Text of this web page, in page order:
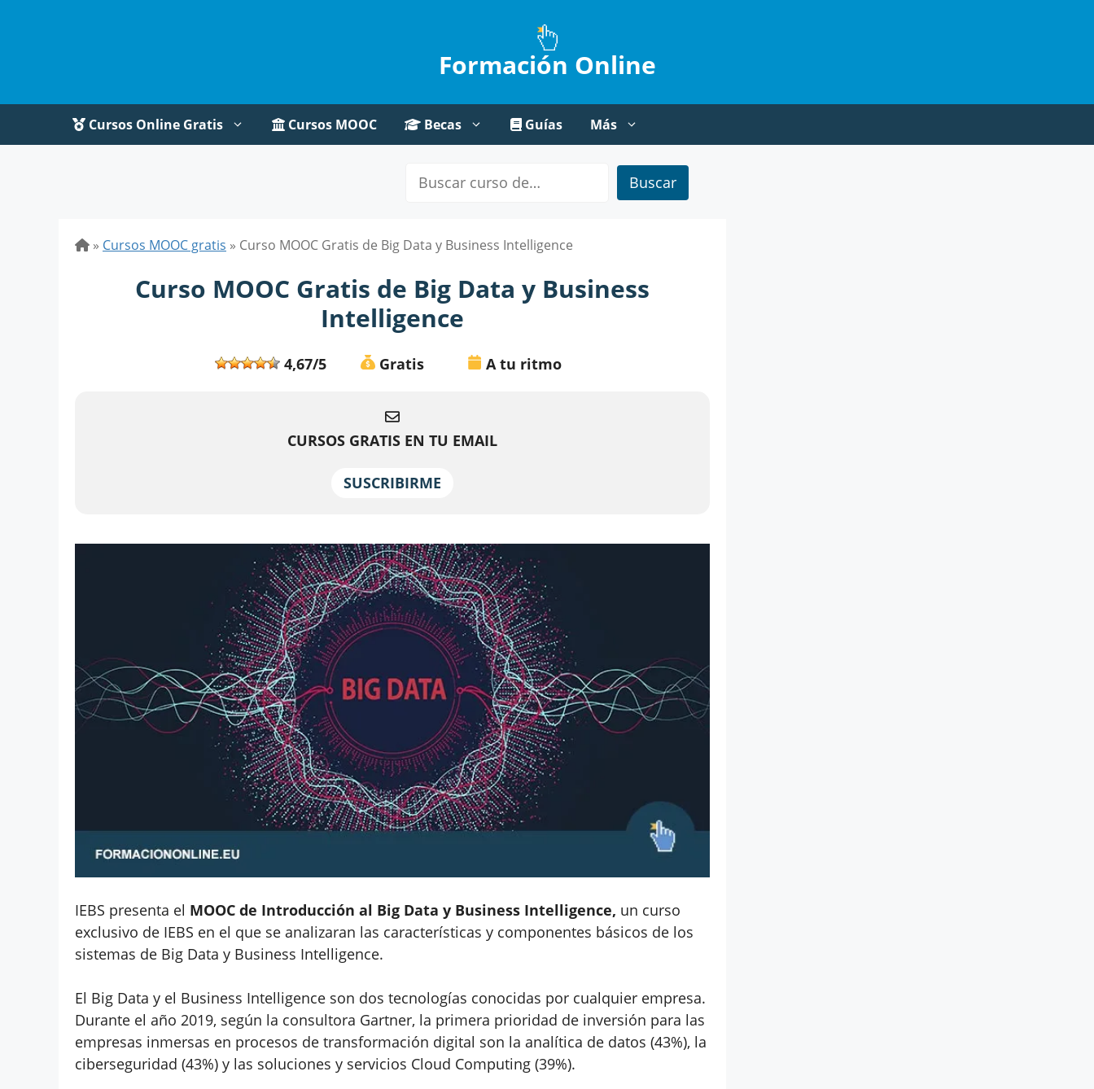
Formación Online
Cursos Online Gratis Cursos MOOC Becas Guías Más
Buscar
» Cursos MOOC gratis » Curso MOOC Gratis de Big Data y Business Intelligence
Curso MOOC Gratis de Big Data y Business
Intelligence
4,67/5 Gratis A tu ritmo
CURSOS GRATIS EN TU EMAIL
SUSCRIBIRME
IEBS presenta el MOOC de Introducción al Big Data y Business Intelligence, un curso
exclusivo de IEBS en el que se analizaran las características y componentes básicos de los
sistemas de Big Data y Business Intelligence.
El Big Data y el Business Intelligence son dos tecnologías conocidas por cualquier empresa.
Durante el año 2019, según la consultora Gartner, la primera prioridad de inversión para las
empresas inmersas en procesos de transformación digital son la analítica de datos (43%), la
ciberseguridad (43%) y las soluciones y servicios Cloud Computing (39%).